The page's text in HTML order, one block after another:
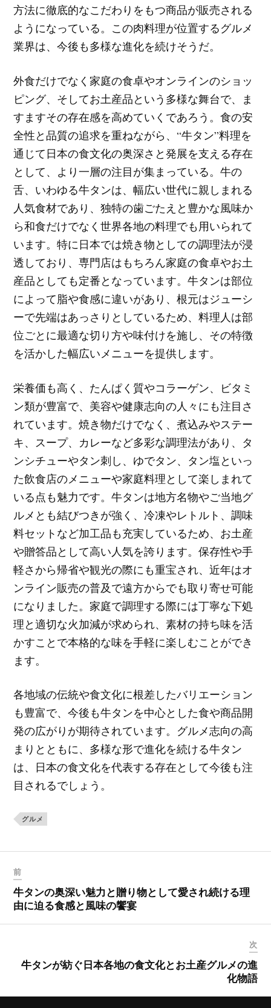
方法に徹底的なこだわりをもつ商品が販売される
ようになっている。この肉料理が位置するグルメ
業界は、今後も多様な進化を続けそうだ。
外食だけでなく家庭の食卓やオンラインのショッ
ピング、そしてお土産品という多様な舞台で、ま
すますその存在感を高めていくであろう。食の安
全性と品質の追求を重ねながら、“牛タン”料理を
通じて日本の食文化の奥深さと発展を支える存在
として、より一層の注目が集まっている。牛の
舌、いわゆる牛タンは、幅広い世代に親しまれる
人気食材であり、独特の歯ごたえと豊かな風味か
ら和食だけでなく世界各地の料理でも用いられて
います。特に日本では焼き物としての調理法が浸
透しており、専門店はもちろん家庭の食卓やお土
産品としても定番となっています。牛タンは部位
によって脂や食感に違いがあり、根元はジューシ
ーで先端はあっさりとしているため、料理人は部
位ごとに最適な切り方や味付けを施し、その特徴
を活かした幅広いメニューを提供します。
栄養価も高く、たんぱく質やコラーゲン、ビタミ
ン類が豊富で、美容や健康志向の人々にも注目さ
れています。焼き物だけでなく、煮込みやステー
キ、スープ、カレーなど多彩な調理法があり、タ
ンシチューやタン刺し、ゆでタン、タン塩といっ
た飲食店のメニューや家庭料理として楽しまれて
いる点も魅力です。牛タンは地方名物やご当地グ
ルメとも結びつきが強く、冷凍やレトルト、調味
料セットなど加工品も充実しているため、お土産
や贈答品として高い人気を誇ります。保存性や手
軽さから帰省や観光の際にも重宝され、近年はオ
ンライン販売の普及で遠方からでも取り寄せ可能
になりました。家庭で調理する際には丁寧な下処
理と適切な火加減が求められ、素材の持ち味を活
かすことで本格的な味を手軽に楽しむことができ
ます。
各地域の伝統や食文化に根差したバリエーション
も豊富で、今後も牛タンを中心とした食や商品開
発の広がりが期待されています。グルメ志向の高
まりとともに、多様な形で進化を続ける牛タン
は、日本の食文化を代表する存在として今後も注
目されるでしょう。
グルメ
前
牛タンの奥深い魅力と贈り物として愛され続ける理
由に迫る食感と風味の饗宴
次
牛タンが紡ぐ日本各地の食文化とお土産グルメの進
化物語